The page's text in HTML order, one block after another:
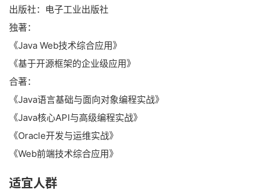
出版社：电子工业出版社
独著：
《Java Web技术综合应用》
《基于开源框架的企业级应用》
合著：
《Java语言基础与面向对象编程实战》
《Java核心API与高级编程实战》
《Oracle开发与运维实战》
《Web前端技术综合应用》
适宜人群